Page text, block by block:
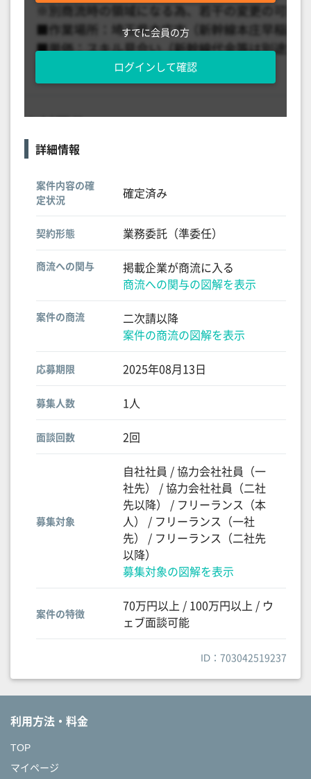
すでに会員の方
ログインして確認
詳細情報
案件内容の確
定状況
確定済み
契約形態 業務委託（準委任）
商流への関与
掲載企業が商流に入る
商流への関与の図解を表示
案件の商流
二次請以降
案件の商流の図解を表示
応募期限 2025年08月13日
募集人数 1人
面談回数 2回
募集対象
自社社員 / 協力会社社員（一
社先） / 協力会社社員（二社
先以降） / フリーランス（本
人） / フリーランス（一社
先） / フリーランス（二社先
以降）
募集対象の図解を表示
案件の特徴
70万円以上 / 100万円以上 / ウ
ェブ面談可能
ID：703042519237
利用方法・料金
TOP
マイページ